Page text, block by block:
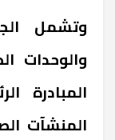
وتشمل
والوحدات
المبادرة
المنشآت